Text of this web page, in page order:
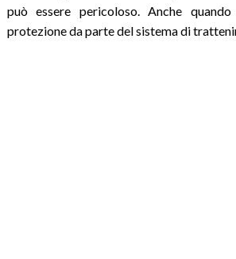
può essere pericoloso. Anche
protezione da parte del sistema di